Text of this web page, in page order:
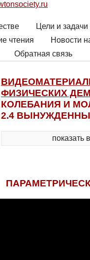
Цели и
чтения
Новости
Обратная связь
ФИЗИЧЕСКИХ
КОЛЕБАНИЯ И
2.4
показать